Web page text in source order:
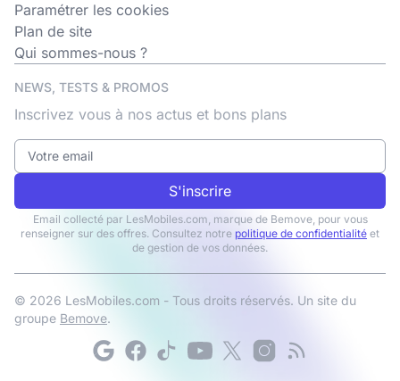
Paramétrer les cookies
Plan de site
Qui sommes-nous ?
NEWS, TESTS & PROMOS
Inscrivez vous à nos actus et bons plans
S'inscrire
Email collecté par LesMobiles.com, marque de Bemove, pour vous
renseigner sur des offres. Consultez notre politique de confidentialité et
de gestion de vos données.
© 2026 LesMobiles.com - Tous droits réservés. Un site du
groupe Bemove.